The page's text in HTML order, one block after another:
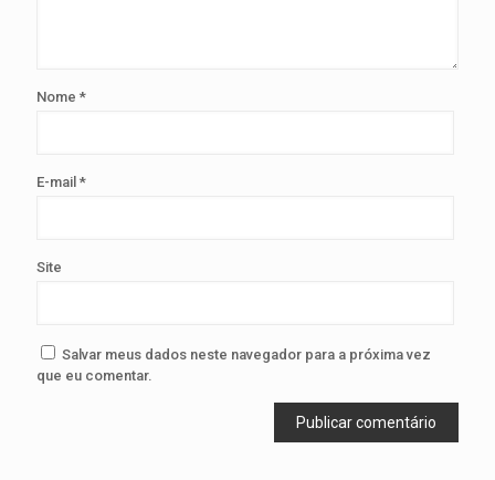
Nome *
E-mail *
Site
Salvar meus dados neste navegador para a próxima vez
que eu comentar.